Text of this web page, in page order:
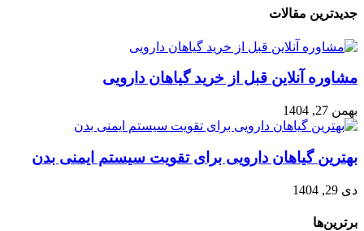
جدیدترین مقالات
مشاوره آنلاین قبل از خرید گیاهان دارویی
بهمن 27, 1404
بهترین گیاهان دارویی برای تقویت سیستم ایمنی بدن
دی 29, 1404
برترین‌ها